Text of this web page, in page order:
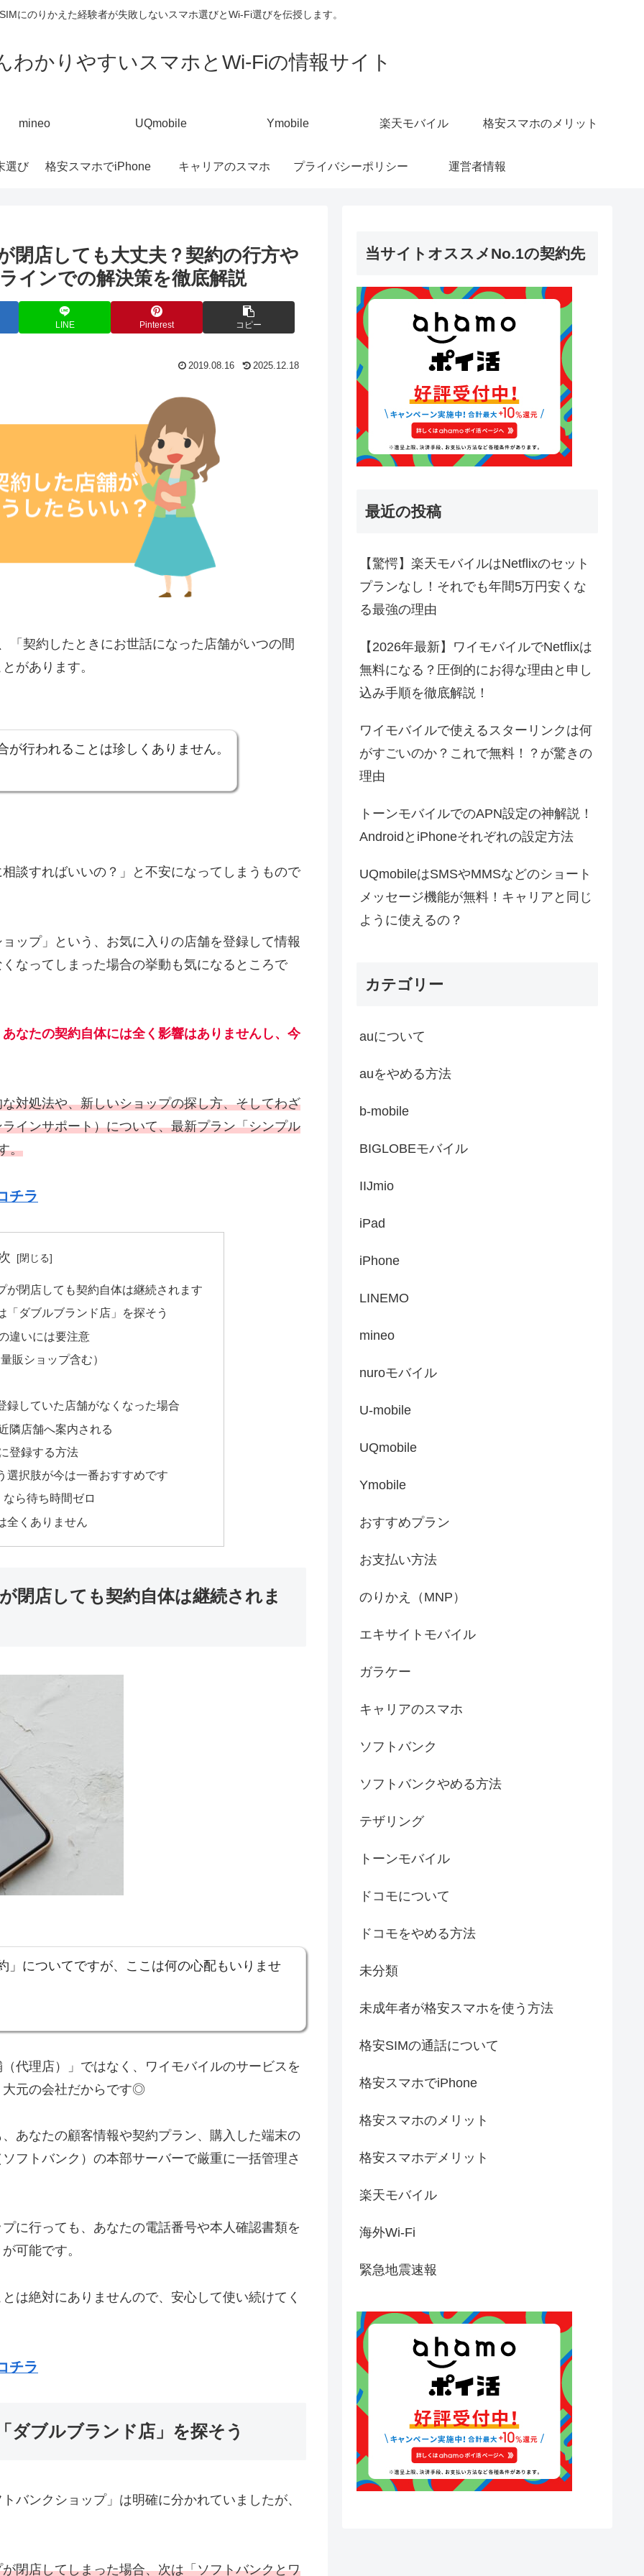
にのりかえた経験者が失敗しないスマホ選びとWi-Fi選びを伝授します。
わかりやすいスマホとWi-Fiの情報サイト
mineo UQmobile Ymobile 楽天モバイル 格安スマホのメリット
選び 格安スマホでiPhone キャリアのスマホ プライバシーポリシー 運営者情報
店しても大丈夫？契約の行方や
インでの解決策を徹底解説
LINE Pinterest コピー
2019.08.16 2025.12.18
「契約したときにお世話になった店舗がいつの間
があります。
行われることは珍しくありません。
談すればいいの？」と不安になってしまうもので
ップ」という、お気に入りの店舗を登録して情報
なってしまった場合の挙動も気になるところで
なたの契約自体には全く影響はありませんし、今
対処法や、新しいショップの探し方、そしてわざ
インサポート）について、最新プラン「シンプル
。
チラ
が閉店しても契約自体は継続されます
ダブルブランド店」を探そう
違いには要注意
販ショップ含む）
録していた店舗がなくなった場合
隣店舗へ案内される
登録する方法
選択肢が今は一番おすすめです
ら待ち時間ゼロ
全くありません
閉店しても契約自体は継続されま
」についてですが、ここは何の心配もいりませ
代理店）」ではなく、ワイモバイルのサービスを
大元の会社だからです◎
あなたの顧客情報や契約プラン、購入した端末の
フトバンク）の本部サーバーで厳重に一括管理さ
に行っても、あなたの電話番号や本人確認書類を
可能です。
は絶対にありませんので、安心して使い続けてく
チラ
ダブルブランド店」を探そう
バンクショップ」は明確に分かれていましたが、
閉店してしまった場合、次は「ソフトバンクとワ
当サイトオススメNo.1の契約先
最近の投稿
【驚愕】楽天モバイルはNetflixのセット
プランなし！それでも年間5万円安くな
る最強の理由
【2026年最新】ワイモバイルでNetflixは
無料になる？圧倒的にお得な理由と申し
込み手順を徹底解説！
ワイモバイルで使えるスターリンクは何
がすごいのか？これで無料！？が驚きの
理由
トーンモバイルでのAPN設定の神解説！
AndroidとiPhoneそれぞれの設定方法
UQmobileはSMSやMMSなどのショート
メッセージ機能が無料！キャリアと同じ
ように使えるの？
カテゴリー
auについて
auをやめる方法
b-mobile
BIGLOBEモバイル
IIJmio
iPad
iPhone
LINEMO
mineo
nuroモバイル
U-mobile
UQmobile
Ymobile
おすすめプラン
お支払い方法
のりかえ（MNP）
エキサイトモバイル
ガラケー
キャリアのスマホ
ソフトバンク
ソフトバンクやめる方法
テザリング
トーンモバイル
ドコモについて
ドコモをやめる方法
未分類
未成年者が格安スマホを使う方法
格安SIMの通話について
格安スマホでiPhone
格安スマホのメリット
格安スマホデメリット
楽天モバイル
海外Wi-Fi
緊急地震速報